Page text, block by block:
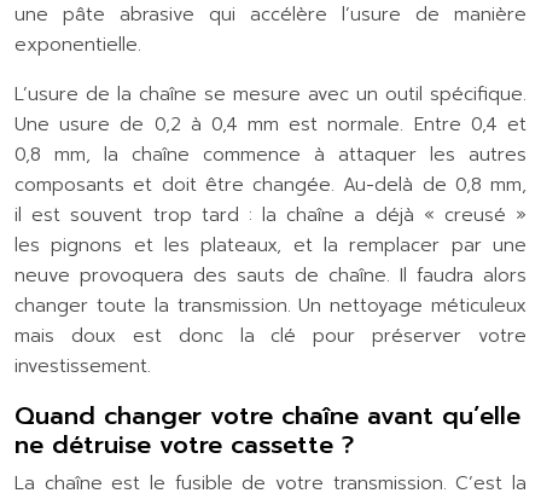
une pâte abrasive qui accélère l’usure de manière
exponentielle.
L’usure de la chaîne se mesure avec un outil spécifique.
Une usure de 0,2 à 0,4 mm est normale. Entre 0,4 et
0,8 mm, la chaîne commence à attaquer les autres
composants et doit être changée. Au-delà de 0,8 mm,
il est souvent trop tard : la chaîne a déjà « creusé »
les pignons et les plateaux, et la remplacer par une
neuve provoquera des sauts de chaîne. Il faudra alors
changer toute la transmission. Un nettoyage méticuleux
mais doux est donc la clé pour préserver votre
investissement.
Quand changer votre chaîne avant qu’elle
ne détruise votre cassette ?
La chaîne est le fusible de votre transmission. C’est la